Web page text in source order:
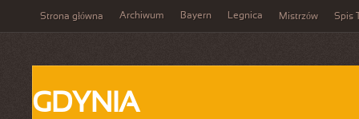
Strona główna Archiwum Bayern Legnica Mistrzów Spis
GDYNIA